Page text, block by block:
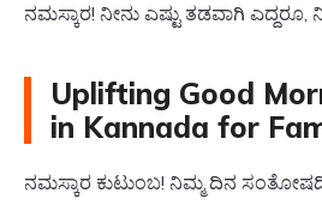
ನಮಸ್ಕಾರ! ನೀನು ಎಷ್ಟು ತಡವಾಗಿ ಎದ್ದರೂ,
Uplifting Good
in Kannada for
ನಮಸ್ಕಾರ ಕುಟುಂಬ! ನಿಮ್ಮ ದಿನ